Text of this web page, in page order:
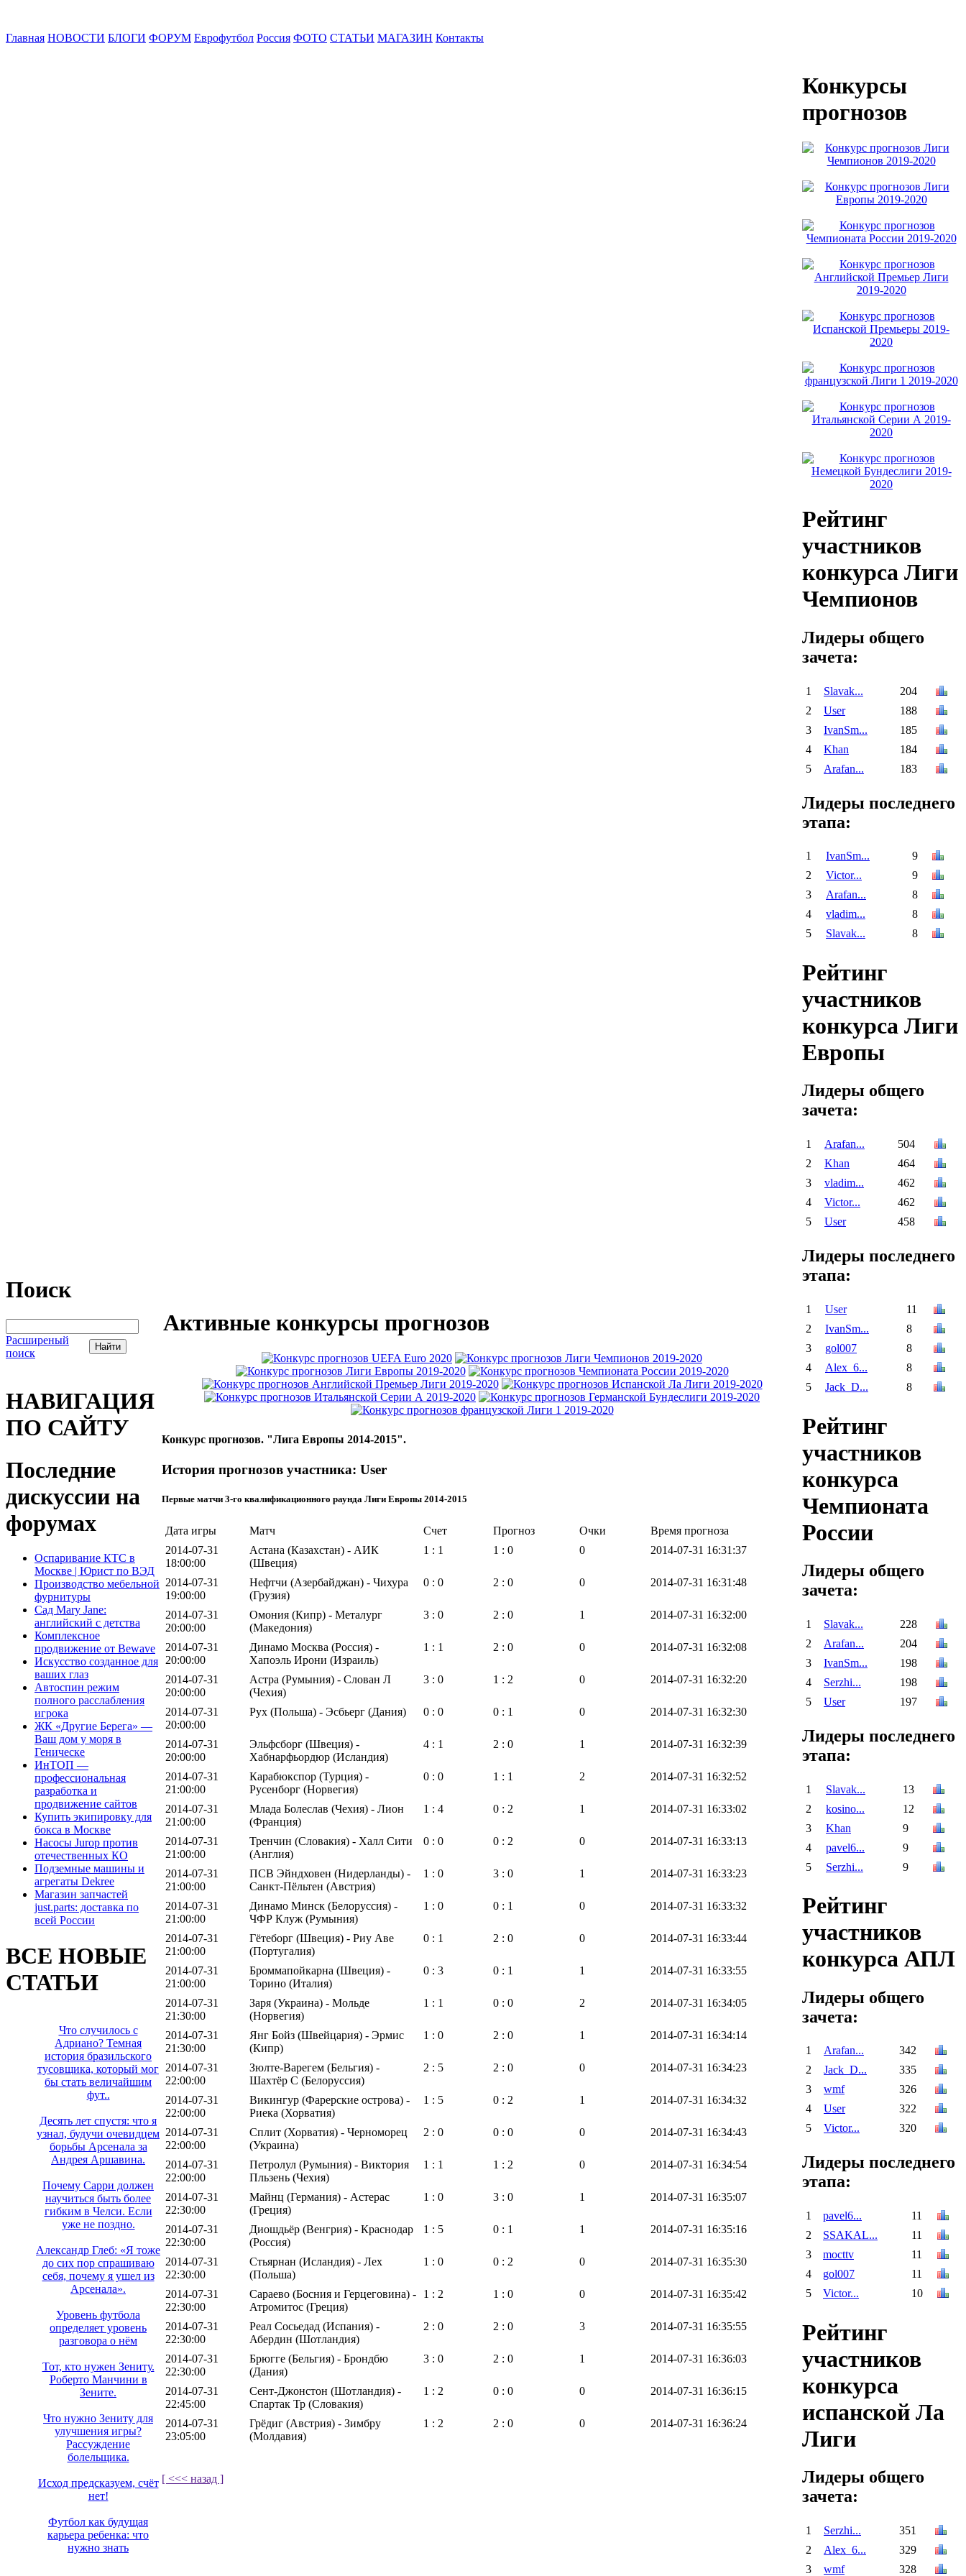
Главная НОВОСТИ БЛОГИ ФОРУМ Еврофутбол Россия ФОТО СТАТЬИ МАГАЗИН Контакты
Поиск
Расширеный
поиск
НАВИГАЦИЯ
ПО САЙТУ
Последние
дискуссии на
форумах
Оспаривание КТС в
Москве | Юрист по ВЭД
Производство мебельной
фурнитуры
Сад Mary Jane:
английский с детства
Комплексное
продвижение от Bewave
Искусство созданное для
ваших глаз
Автоспин режим
полного расслабления
игрока
ЖК «Другие Берега» —
Ваш дом у моря в
Геническе
ИнТОП —
профессиональная
разработка и
продвижение сайтов
Купить экипировку для
бокса в Москве
Насосы Jurop против
отечественных КО
Подземные машины и
агрегаты Dekree
Магазин запчастей
just.parts: доставка по
всей России
ВСЕ НОВЫЕ
СТАТЬИ
Что случилось с
Адриано? Темная
история бразильского
тусовщика, который мог
бы стать величайшим
фут..
Десять лет спустя: что я
узнал, будучи очевидцем
борьбы Арсенала за
Андрея Аршавина.
Почему Сарри должен
научиться быть более
гибким в Челси. Если
уже не поздно.
Александр Глеб: «Я тоже
до сих пор спрашиваю
себя, почему я ушел из
Арсенала».
Уровень футбола
определяет уровень
разговора о нём
Тот, кто нужен Зениту.
Роберто Манчини в
Зените.
Что нужно Зениту для
улучшения игры?
Рассуждение
болельщика.
Исход предсказуем, счёт
нет!
Футбол как будущая
карьера ребенка: что
нужно знать
Активные конкурсы прогнозов
Конкурс прогнозов. "Лига Европы 2014-2015".
История прогнозов участника: User
Первые матчи 3-го квалификационного раунда Лиги Европы 2014-2015
Дата игры Матч Счет Прогноз Очки
Время прогноза
2014-07-31
18:00:00
Астана (Казахстан) - АИК
(Швеция)
1 : 1 1 : 0 0 2014-07-31 16:31:37
2014-07-31
19:00:00
Нефтчи (Азербайджан) - Чихура
(Грузия)
0 : 0 2 : 0 0 2014-07-31 16:31:48
2014-07-31
20:00:00
Омония (Кипр) - Металург
(Македония)
3 : 0 2 : 0 1 2014-07-31 16:32:00
2014-07-31
20:00:00
Динамо Москва (Россия) -
Хапоэль Ирони (Израиль)
1 : 1 2 : 0 0 2014-07-31 16:32:08
2014-07-31
20:00:00
Астра (Румыния) - Слован Л
(Чехия)
3 : 0 1 : 2 0 2014-07-31 16:32:20
2014-07-31
20:00:00
Рух (Польша) - Эсбьерг (Дания) 0 : 0 0 : 1 0 2014-07-31 16:32:30
2014-07-31
20:00:00
Эльфсборг (Швеция) -
Хабнарфьордюр (Исландия)
4 : 1 2 : 0 1 2014-07-31 16:32:39
2014-07-31
21:00:00
Карабюкспор (Турция) -
Русенборг (Норвегия)
0 : 0 1 : 1 2 2014-07-31 16:32:52
2014-07-31
21:00:00
Млада Болеслав (Чехия) - Лион
(Франция)
1 : 4 0 : 2 1 2014-07-31 16:33:02
2014-07-31
21:00:00
Тренчин (Словакия) - Халл Сити
(Англия)
0 : 0 0 : 2 0 2014-07-31 16:33:13
2014-07-31
21:00:00
ПСВ Эйндховен (Нидерланды) -
Санкт-Пёльтен (Австрия)
1 : 0 3 : 0 1 2014-07-31 16:33:23
2014-07-31
21:00:00
Динамо Минск (Белоруссия) -
ЧФР Клуж (Румыния)
1 : 0 0 : 1 0 2014-07-31 16:33:32
2014-07-31
21:00:00
Гётеборг (Швеция) - Риу Аве
(Португалия)
0 : 1 2 : 0 0 2014-07-31 16:33:44
2014-07-31
21:00:00
Броммапойкарна (Швеция) -
Торино (Италия)
0 : 3 0 : 1 1 2014-07-31 16:33:55
2014-07-31
21:30:00
Заря (Украина) - Мольде
(Норвегия)
1 : 1 0 : 0 2 2014-07-31 16:34:05
2014-07-31
21:30:00
Янг Бойз (Швейцария) - Эрмис
(Кипр)
1 : 0 2 : 0 1 2014-07-31 16:34:14
2014-07-31
22:00:00
Зюлте-Варегем (Бельгия) -
Шахтёр С (Белоруссия)
2 : 5 2 : 0 0 2014-07-31 16:34:23
2014-07-31
22:00:00
Викингур (Фарерские острова) -
Риека (Хорватия)
1 : 5 0 : 2 1 2014-07-31 16:34:32
2014-07-31
22:00:00
Сплит (Хорватия) - Черноморец
(Украина)
2 : 0 0 : 0 0 2014-07-31 16:34:43
2014-07-31
22:00:00
Петролул (Румыния) - Виктория
Пльзень (Чехия)
1 : 1 1 : 2 0 2014-07-31 16:34:54
2014-07-31
22:30:00
Майнц (Германия) - Астерас
(Греция)
1 : 0 3 : 0 1 2014-07-31 16:35:07
2014-07-31
22:30:00
Диошдьёр (Венгрия) - Краснодар
(Россия)
1 : 5 0 : 1 1 2014-07-31 16:35:16
2014-07-31
22:30:00
Стьярнан (Исландия) - Лех
(Польша)
1 : 0 0 : 2 0 2014-07-31 16:35:30
2014-07-31
22:30:00
Сараево (Босния и Герцеговина) -
Атромитос (Греция)
1 : 2 1 : 0 0 2014-07-31 16:35:42
2014-07-31
22:30:00
Реал Сосьедад (Испания) -
Абердин (Шотландия)
2 : 0 2 : 0 3 2014-07-31 16:35:55
2014-07-31
22:30:00
Брюгге (Бельгия) - Брондбю
(Дания)
3 : 0 2 : 0 1 2014-07-31 16:36:03
2014-07-31
22:45:00
Сент-Джонстон (Шотландия) -
Спартак Тр (Словакия)
1 : 2 0 : 0 0 2014-07-31 16:36:15
2014-07-31
23:05:00
Грёдиг (Австрия) - Зимбру
(Молдавия)
1 : 2 2 : 0 0 2014-07-31 16:36:24
[ <<< назад ]
Конкурсы
прогнозов
Рейтинг
участников
конкурса Лиги
Чемпионов
Лидеры общего
зачета:
1 Slavak...
204
2
User
188
3
IvanSm...
185
4
Khan
184
5
Arafan... 183
Лидеры последнего
этапа:
1 IvanSm...
9
2
Victor...
9
3
Arafan...
8
4
vladim...
8
5
Slavak... 8
Рейтинг
участников
конкурса Лиги
Европы
Лидеры общего
зачета:
1 Arafan...
504
2
Khan
464
3
vladim...
462
4
Victor...
462
5
User 458
Лидеры последнего
этапа:
1 User
11
2
IvanSm...
8
3
gol007
8
4
Alex_6...
8
5
Jack_D... 8
Рейтинг
участников
конкурса
Чемпионата
России
Лидеры общего
зачета:
1 Slavak...
228
2
Arafan...
204
3
IvanSm...
198
4
Serzhi...
198
5
User 197
Лидеры последнего
этапа:
1 Slavak...
13
2
kosino...
12
3
Khan
9
4
pavel6...
9
5
Serzhi... 9
Рейтинг
участников
конкурса АПЛ
Лидеры общего
зачета:
1 Arafan...
342
2
Jack_D...
335
3
wmf
326
4
User
322
5
Victor... 320
Лидеры последнего
этапа:
1 pavel6...
11
2
SSAKAL...
11
3
mocttv
11
4
gol007
11
5
Victor... 10
Рейтинг
участников
конкурса
испанской Ла
Лиги
Лидеры общего
зачета:
1 Serzhi...
351
2
Alex_6...
329
3
wmf 328